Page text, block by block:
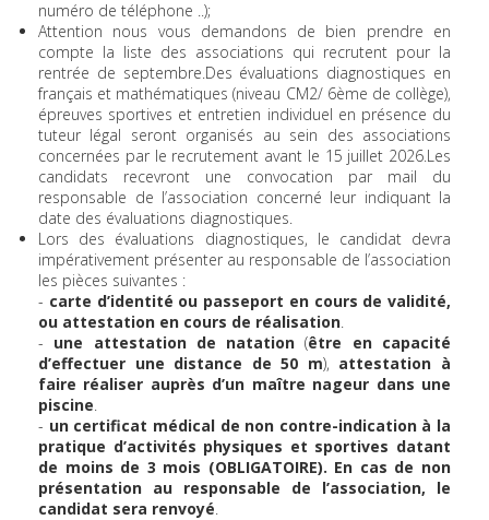
numéro de téléphone ..);
Attention nous vous demandons de bien prendre en
compte la liste des associations qui recrutent pour la
rentrée de septembre.Des évaluations diagnostiques en
français et mathématiques (niveau CM2/ 6ème de collège),
épreuves sportives et entretien individuel en présence du
tuteur légal seront organisés au sein des associations
concernées par le recrutement avant le 15 juillet 2026.Les
candidats recevront une convocation par mail du
responsable de l’association concerné leur indiquant la
date des évaluations diagnostiques.
Lors des évaluations diagnostiques, le candidat devra
impérativement présenter au responsable de l’association
les pièces suivantes :
- carte d’identité ou passeport en cours de validité,
ou attestation en cours de réalisation.
- une attestation de natation(être en capacité
d’effectuer une distance de 50 m), attestation à
faire réaliser auprès d’un maître nageur dans une
piscine.
- un certificat médical de non contre-indication à la
pratique d’activités physiques et sportives datant
de moins de 3 mois (OBLIGATOIRE). En cas de non
présentation au responsable de l’association, le
candidat sera renvoyé.